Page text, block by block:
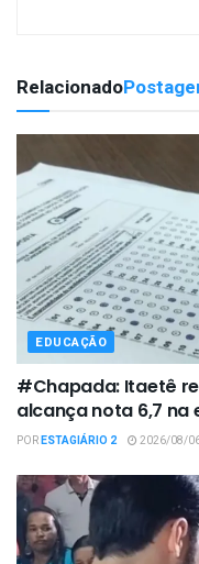
Relacionado
EDUCAÇÃO
#Chapada: Itaetê
alcança nota 6,7
PORESTAGIÁRIO 2 2026/08/